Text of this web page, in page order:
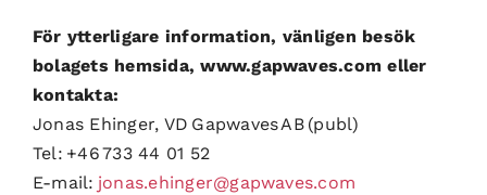
För ytterligare information, vänligen besök
bolagets hemsida, www.gapwaves.com eller
kontakta:
Jonas Ehinger, VD Gapwaves AB (publ)
Tel: +46 733 44 01 52
E-mail: jonas.ehinger@gapwaves.com